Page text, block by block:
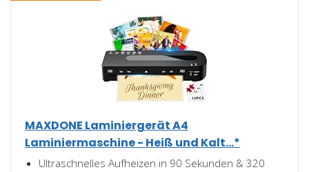
MAXDONE Laminiergerät A4
Laminiermaschine - Heiß und Kalt...*
Ultraschnelles Aufheizen in 90 Sekunden & 320